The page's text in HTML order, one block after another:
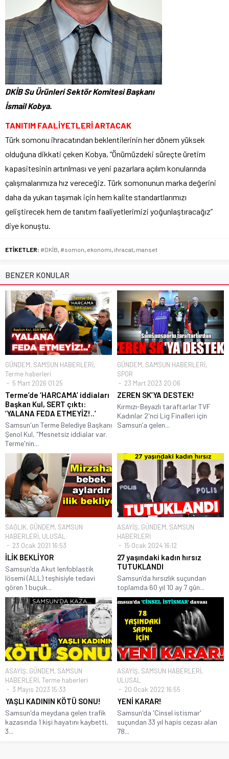
DKİB Su Ürünleri Sektör Komitesi Başkanı
İsmail Kobya.
TANITIM FAALİYETLERİ ARTACAK
Türk somonu ihracatından beklentilerinin her dönem yüksek
olduğuna dikkati çeken Kobya, “Önümüzdeki süreçte üretim
kapasitesinin artırılması ve yeni pazarlara açılım konularında
çalışmalarımıza hız vereceğiz. Türk somonunun marka değerini
daha da yukarı taşımak için hem kalite standartlarımızı
geliştirecek hem de tanıtım faaliyetlerimizi yoğunlaştıracağız”
diye konuştu.
ETİKETLER: #DKİB, #somon, ekonomi, ihracat, manset
BENZER KONULAR
GÜNDEM, SAMSUN HABERLERİ,
Terme haberleri
5 Mart 2026 01:25
Terme’de ‘HARCAMA’ iddiaları
Başkan Kul, SERT çıktı:
‘YALANA FEDA ETMEYİZ!..’
Samsun'un Terme Belediye Başkanı
Şenol Kul, "Mesnetsiz iddialar var.
Terme'nin...
GÜNDEM, SAMSUN HABERLERİ,
SPOR
23 Mart 2023 20:06
ZEREN SK’YA DESTEK!
Kırmızı-Beyazlı taraftarlar TVF
Kadınlar 2'nci Lig Finalleri için
Samsun’a gelen...
SAĞLIK, GÜNDEM, SAMSUN
HABERLERİ, ULUSAL
23 Ocak 2021 16:53
İLİK BEKLİYOR
Samsun'da Akut lenfoblastik
lösemi (ALL) teşhisiyle tedavi
gören 1 buçuk...
ASAYİŞ, GÜNDEM, SAMSUN
HABERLERİ
15 Ocak 2024 16:12
27 yaşındaki kadın hırsız
TUTUKLANDI
Samsun’da hırsızlık suçundan
toplamda 60 yıl 10 ay 7 gün...
ASAYİŞ, GÜNDEM, SAMSUN
HABERLERİ, Terme haberleri
3 Mayıs 2023 15:33
YAŞLI KADININ KÖTÜ SONU!
Samsun'da meydana gelen trafik
kazasında 1 kişi hayatını kaybetti,
3...
ASAYİŞ, SAMSUN HABERLERİ,
ULUSAL
20 Ocak 2022 16:55
YENİ KARAR!
Samsun'da 'Cinsel istismar'
suçundan 33 yıl hapis cezası alan
78...